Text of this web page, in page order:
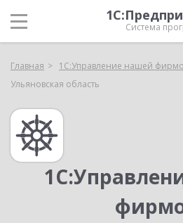
Система
Главная 1С:Управление нашей
Ульяновская область